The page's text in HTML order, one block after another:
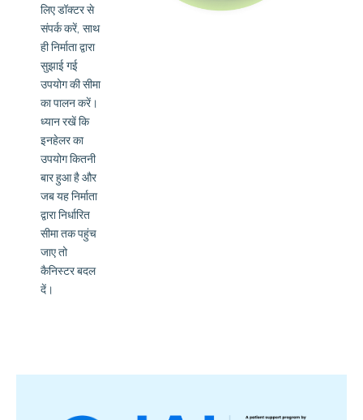
लिए डॉक्टर से
संपर्क करें, साथ
ही निर्माता द्वारा
सुझाई गई
उपयोग की सीमा
का पालन करें।
ध्यान रखें कि
इनहेलर का
उपयोग कितनी
बार हुआ है और
जब यह निर्माता
द्वारा निर्धारित
सीमा तक पहुंच
जाए तो
कैनिस्टर बदल
दें।